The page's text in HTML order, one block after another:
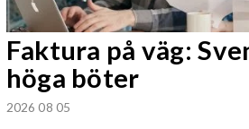
Faktura på väg:
höga böter
2026 08 05